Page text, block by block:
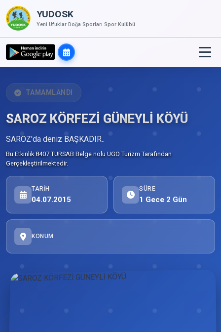
YUDOSK
Yeni Ufuklar Doğa Sporları Spor Kulübü
TAMAMLANDI
SAROZ KÖRFEZİ GÜNEYLİ KÖYÜ
SAROZ'da deniz BAŞKADIR..
Bu Etkinlik 8407 TURSAB Belge nolu UGO Turizm Tarafından
Gerçekleştirilmektedir.
TARIH
04.07.2015
SÜRE
1 Gece 2 Gün
KONUM